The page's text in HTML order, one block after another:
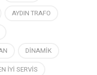
AYDIN TRAFO
DİNAMİK
İYİ SERVİS